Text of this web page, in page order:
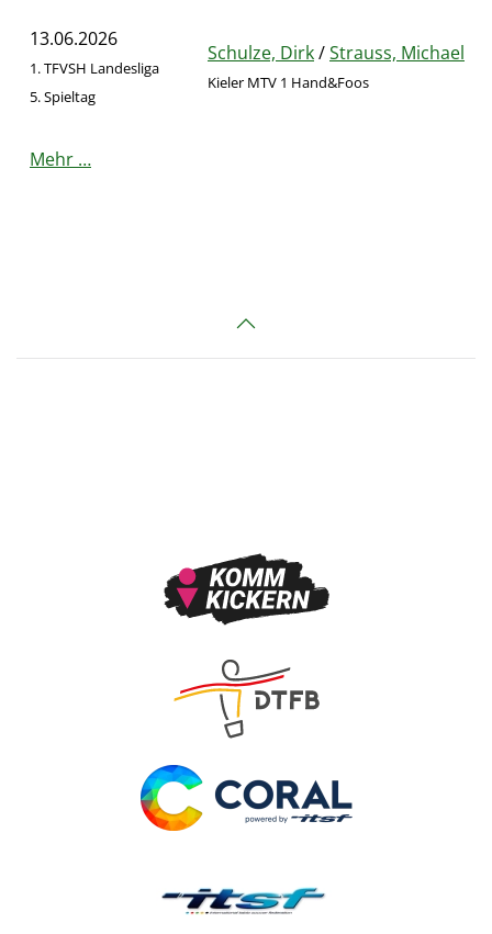
13.06.2026
1. TFVSH Landesliga
5. Spieltag
Schulze, Dirk/Strauss, Michael
Kieler MTV 1 Hand&Foos
Mehr …